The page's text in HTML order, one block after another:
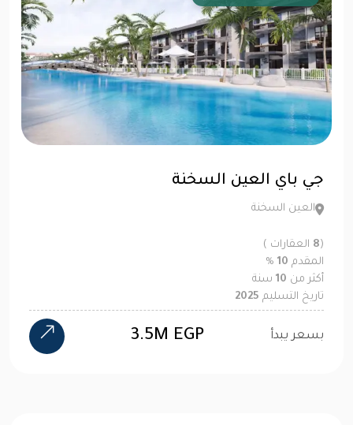
جي باي العين السخنة
العين السخنة
(
8 العقارات )
المقدم 10
%
أكثر من 10 سنة
تاريخ التسليم 2025
بسعر يبدأ 3.5M EGP